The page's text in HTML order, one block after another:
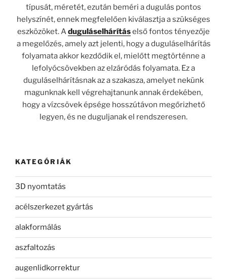
típusát, méretét, ezután beméri a dugulás pontos
helyszínét, ennek megfelelően kiválasztja a szükséges
eszközöket. Aduguláselhárításelső fontos tényezője
a megelőzés, amely azt jelenti, hogy a duguláselhárítás
folyamata akkor kezdődik el, mielőtt megtörténne a
lefolyócsövekben az elzáródás folyamata. Ez a
duguláselhárításnak az a szakasza, amelyet nekünk
magunknak kell végrehajtanunk annak érdekében,
hogy a vízcsövek épsége hosszútávon megőrizhető
legyen, és ne duguljanak el rendszeresen.
KATEGÓRIÁK
3D nyomtatás
acélszerkezet gyártás
alakformálás
aszfaltozás
augenlidkorrektur